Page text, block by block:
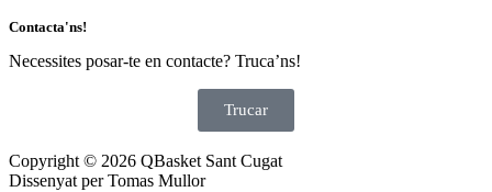
Contacta'ns!
Necessites posar-te en contacte? Truca’ns!
Trucar
Copyright © 2026 QBasket Sant Cugat
Dissenyat per Tomas Mullor